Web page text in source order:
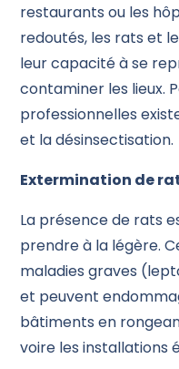
restaurants ou les
redoutés, les rats et
leur capacité à se
contaminer les lieux.
professionnelles
et la désinsectisation.
Extermination de
La présence de rats
prendre à la légère.
maladies graves
et peuvent
bâtiments en
voire les installations